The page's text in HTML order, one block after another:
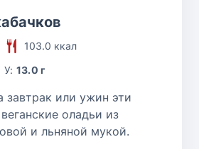
103.0 ккал
У: 13.0 г
завтрак или ужин эти
оладьи из
и льняной мукой.